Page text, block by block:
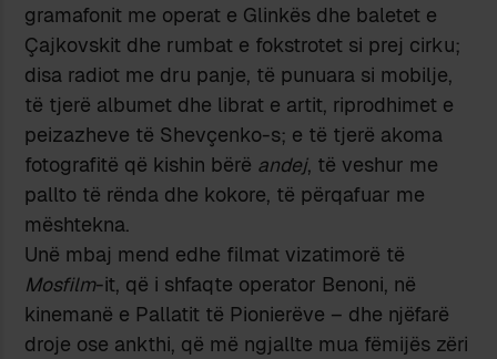
gramafonit me operat e Glinkës dhe baletet e
Çajkovskit dhe rumbat e fokstrotet si prej cirku;
disa radiot me dru panje, të punuara si mobilje,
të tjerë albumet dhe librat e artit, riprodhimet e
peizazheve të Shevçenko-s; e të tjerë akoma
fotografitë që kishin bërë andej, të veshur me
pallto të rënda dhe kokore, të përqafuar me
mështekna.
Unë mbaj mend edhe filmat vizatimorë të
Mosfilm-it, që i shfaqte operator Benoni, në
kinemanë e Pallatit të Pionierëve – dhe njëfarë
droje ose ankthi, që më ngjallte mua fëmijës zëri